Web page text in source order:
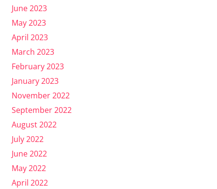
June 2023
May 2023
April 2023
March 2023
February 2023
January 2023
November 2022
September 2022
August 2022
July 2022
June 2022
May 2022
April 2022